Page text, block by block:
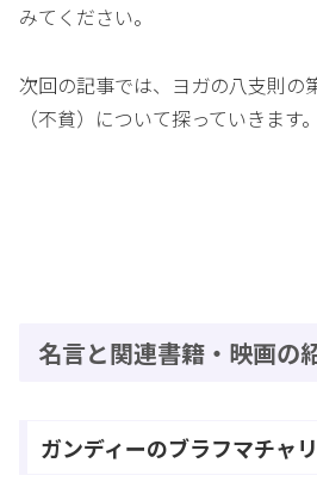
みてください。
次回の記事では、ヨガの八支則の
（不貧）について探っていきます
名言と関連書籍・映画の
ガンディーのブラフマチャ